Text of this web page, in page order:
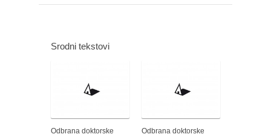
Srodni tekstovi
Odbrana doktorske
Odbrana doktorske